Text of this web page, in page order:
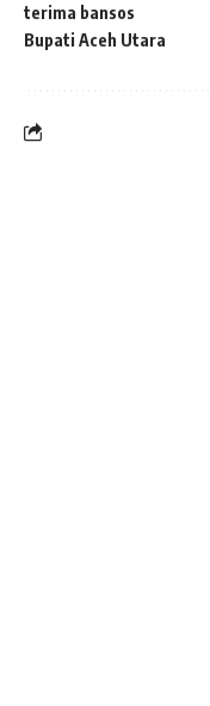
terima bansos
Bupati Aceh Utara